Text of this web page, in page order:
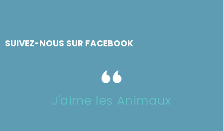
SUIVEZ-NOUS SUR FACEBOOK
J'aime les Animaux